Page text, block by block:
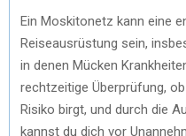
Ein Moskitonetz kann eine
Reiseausrüstung sein,
in denen Mücken
rechtzeitige Überprüfung,
Risiko birgt, und durch die
kannst du dich vor